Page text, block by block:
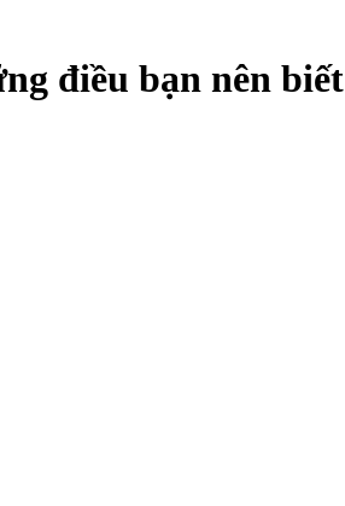
điều bạn nên biết